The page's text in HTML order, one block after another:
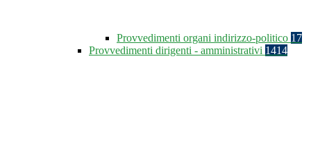
Provvedimenti organi indirizzo-politico 17
Provvedimenti dirigenti - amministrativi 1414